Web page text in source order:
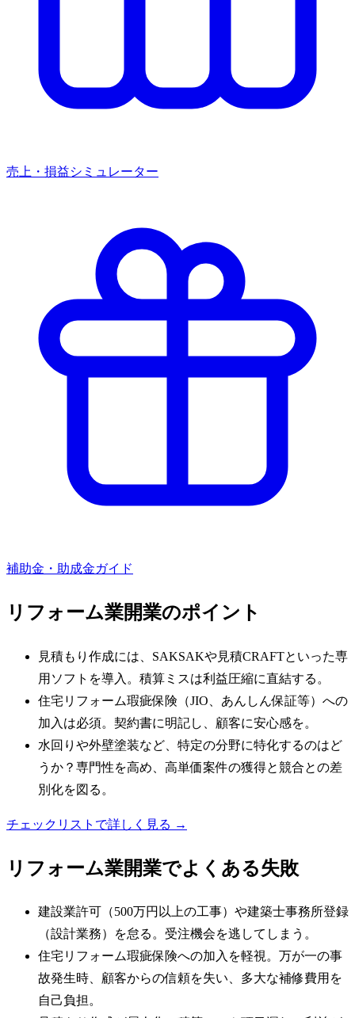
売上・損益シミュレーター
補助金・助成金ガイド
リフォーム業開業のポイント
見積もり作成には、SAKSAKや見積CRAFTといった専
用ソフトを導入。積算ミスは利益圧縮に直結する。
住宅リフォーム瑕疵保険（JIO、あんしん保証等）への
加入は必須。契約書に明記し、顧客に安心感を。
水回りや外壁塗装など、特定の分野に特化するのはど
うか？専門性を高め、高単価案件の獲得と競合との差
別化を図る。
チェックリストで詳しく見る →
リフォーム業開業でよくある失敗
建設業許可（500万円以上の工事）や建築士事務所登録
（設計業務）を怠る。受注機会を逃してしまう。
住宅リフォーム瑕疵保険への加入を軽視。万が一の事
故発生時、顧客からの信頼を失い、多大な補修費用を
自己負担。